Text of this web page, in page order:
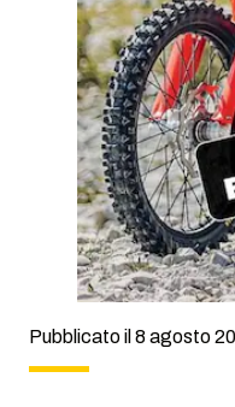
Pubblicato il 8 agosto